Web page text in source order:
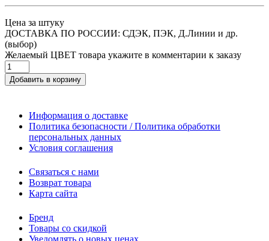
Цена за штуку
ДОСТАВКА ПО РОССИИ: СДЭК, ПЭК, Д.Линии и др.
(выбор)
Желаемый ЦВЕТ товара укажите в комментарии к заказу
Добавить в корзину
Информация о доставке
Политика безопасности / Политика обработки
персональных данных
Условия соглашения
Связаться с нами
Возврат товара
Карта сайта
Бренд
Товары со скидкой
Уведомлять о новых ценах